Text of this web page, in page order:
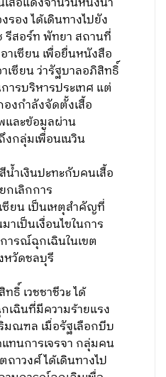
อง ได้เดินทางไปยัง
รีสอร์ท พัทยา สถานที่
เซียน เพื่อยื่นหนังสือ
เซียน ว่ารัฐบาลอภิสิทธิ์
ารบริหารประเทศ แต่
งกำลังจัดตั้งเสื้อ
และข้อมูลผ่าน
งกลุ่มเพื่อนเนวิน
ำเงินปะทะกับคนเสื้อ
กเลิกการ
ยน เป็นเหตุสำคัญที่
เป็นเงื่อนไขในการ
ารณ์ฉุกเฉินในเขต
หวัดชลบุรี
ธิ์ เวชชาชีวะ ได้
ฉินที่มีความร้ายแรง
มณฑล เมื่อรัฐเลือกบีบ
ทนการเจรจา กลุ่มคน
าวงศ์ ได้เดินทางไป